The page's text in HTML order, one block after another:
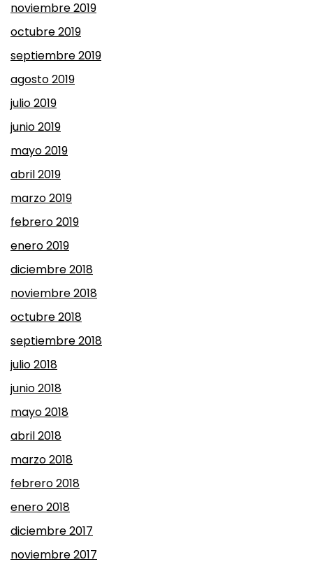
noviembre 2019
octubre 2019
septiembre 2019
agosto 2019
julio 2019
junio 2019
mayo 2019
abril 2019
marzo 2019
febrero 2019
enero 2019
diciembre 2018
noviembre 2018
octubre 2018
septiembre 2018
julio 2018
junio 2018
mayo 2018
abril 2018
marzo 2018
febrero 2018
enero 2018
diciembre 2017
noviembre 2017